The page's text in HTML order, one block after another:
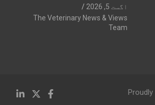
اگست 5, 2026
The Veterinary News & Views
Team
Proudly